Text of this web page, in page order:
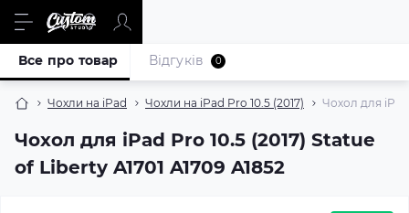
Чохли на iPad Чохли на iPad Pro 10.5 (2017) Чохол для iPad
Чохол для iPad Pro 10.5 (2017) Statue
of Liberty A1701 A1709 A1852
Все про товар Відгуків 0